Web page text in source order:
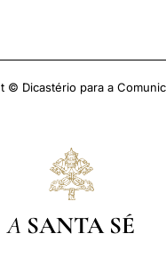
© Dicastério para a
A SANTA SÉ